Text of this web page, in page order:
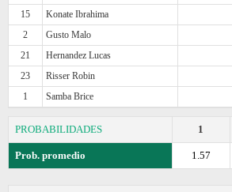
15
Konate Ibrahima
2
Gusto Malo
21
Hernandez Lucas
23
Risser Robin
1
Samba Brice
PROBABILIDADES 1
Prob. promedio 1.57